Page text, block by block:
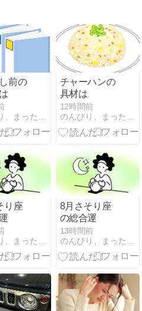
前の
チャーハンの
具材は
12時間前
り座
8月さそり座
の総合運
13時間前